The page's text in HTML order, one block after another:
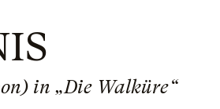
in „Die Walküre“